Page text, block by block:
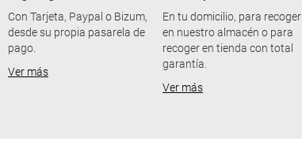
Con Tarjeta, Paypal o Bizum,
desde su propia pasarela de
pago.
Ver más
En tu domicilio, para recoger
en nuestro almacén o para
recoger en tienda con total
garantía.
Ver más